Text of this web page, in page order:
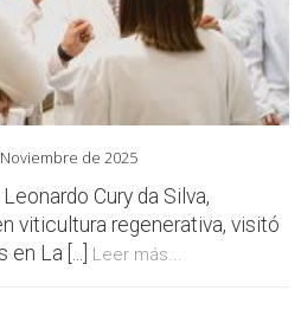
de 2025
Cury da Silva,
viticultura regenerativa, visitó
La [...] Leer más...